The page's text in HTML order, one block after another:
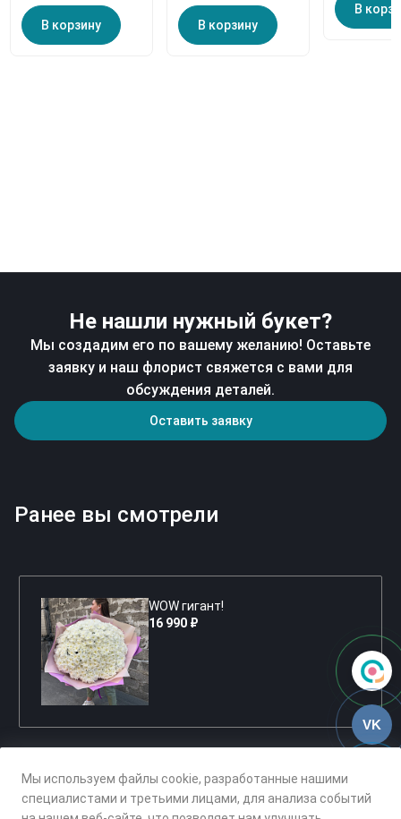
VK
В корзину В корзину
В
Не нашли нужный букет?
Мы создадим его по вашему желанию! Оставьте
заявку и наш флорист свяжется с вами для
обсуждения деталей.
Оставить заявку
Ранее вы смотрели
WOW гигант!
16 990 ₽
Мы используем файлы cookie, разработанные нашими
специалистами и третьими лицами, для анализа событий